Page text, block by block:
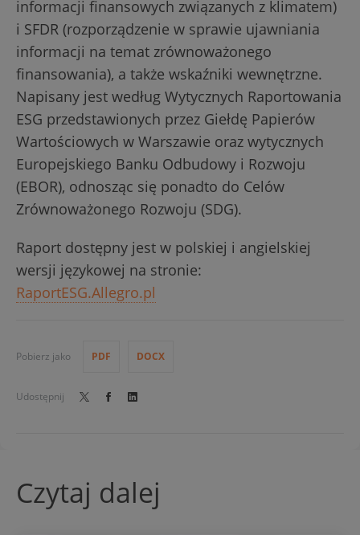
informacji finansowych związanych z klimatem)
i SFDR (rozporządzenie w sprawie ujawniania
informacji na temat zrównoważonego
finansowania), a także wskaźniki wewnętrzne.
Napisany jest według Wytycznych Raportowania
ESG przedstawionych przez Giełdę Papierów
Wartościowych w Warszawie oraz wytycznych
Europejskiego Banku Odbudowy i Rozwoju
(EBOR), odnosząc się ponadto do Celów
Zrównoważonego Rozwoju (SDG).
Raport dostępny jest w polskiej i angielskiej
wersji językowej na stronie:
RaportESG.Allegro.pl
Pobierz jako PDF DOCX
Udostępnij
Czytaj dalej